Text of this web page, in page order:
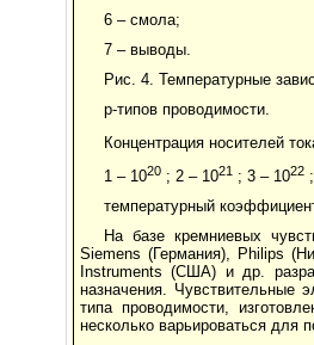
6 – смола;
7 – выводы.
Рис. 4. Температурные
p-типов проводимости.
Концентрация носителей
1 – 1020 ; 2 – 1021 ; 3 – 1022
температурный
На базе кремниевых
Siemens (Германия), Philips
Instruments (США) и др.
назначения. Чувствительные
типа проводимости,
несколько варьироваться для